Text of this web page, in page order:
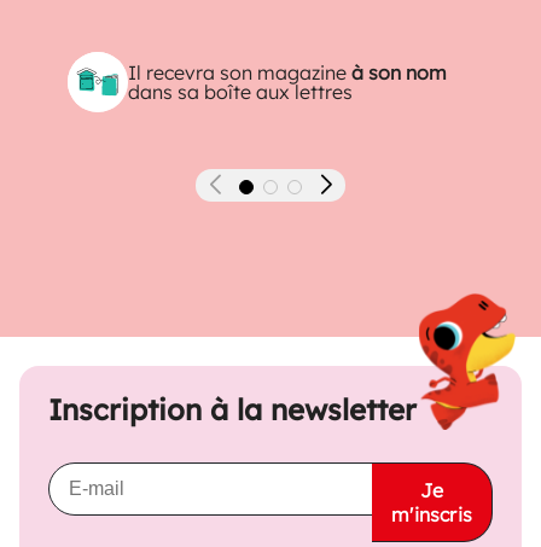
Il recevra son magazineà son nom
dans sa boîte aux lettres
Précédent Suivant
Inscription à la newsletter
Je
m'inscris